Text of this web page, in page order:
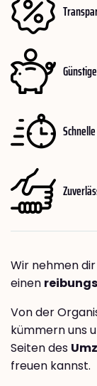
Wir nehmen
einen
Von der
kümmern uns
Seiten des
freuen kannst.